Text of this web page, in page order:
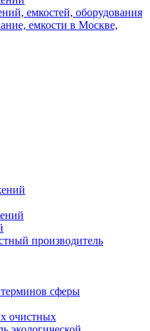
емкостей, оборудования
емкости в Москве,
производитель
сферы
очистных